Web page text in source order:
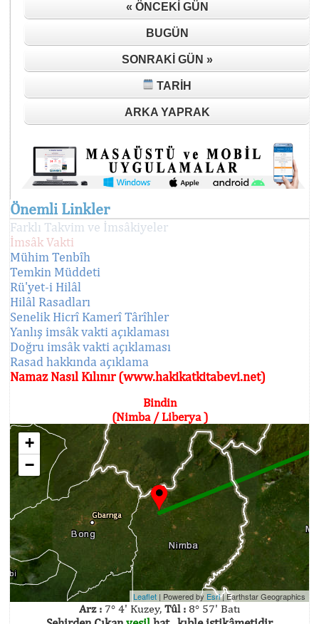
« ÖNCEKI GÜN
BUGÜN
SONRAKI GÜN »
TARIH
ARKA YAPRAK
Önemli Linkler
Farklı Takvim ve İmsâkiyeler
İmsâk Vakti
Mühim Tenbîh
Temkin Müddeti
Rü'yet-i Hilâl
Hilâl Rasadları
Senelik Hicrî Kamerî Târîhler
Yanlış imsâk vakti açıklaması
Doğru imsâk vakti açıklaması
Rasad hakkında açıklama
Namaz Nasıl Kılınır (www.hakikatkitabevi.net)
Bindin
(Nimba / Liberya )
+
−
Leaflet | Powered by Esri|Earthstar Geographics
Arz : 7° 4' Kuzey, Tûl : 8° 57' Batı